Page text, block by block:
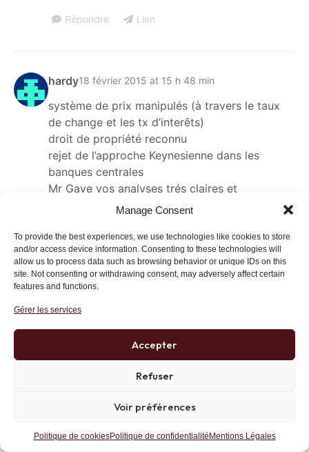
Manage Consent
To provide the best experiences, we use technologies like cookies to store
and/or access device information. Consenting to these technologies will
allow us to process data such as browsing behavior or unique IDs on this
site. Not consenting or withdrawing consent, may adversely affect certain
features and functions.
Gérer les services
Accepter
Refuser
Voir préférences
Politique de cookiesPolitique de confidentialité Mentions Légales
Répondre Lien
hardy18 février 2015 at 15 h 48 min
système de prix manipulés (à travers le taux
de change et les tx d’interêts)
droit de propriété reconnu
rejet de l’approche Keynesienne dans les
banques centrales
Mr Gave vos analyses trés claires et
didactiques deviennent plus en plus rueffienne
Irez vous jusqu’au « suicide de l’occident » et
un nouveau système monétaire international ??
Répondre Lien
idlibertes Moderator
18 février 2015 at 18 h 41 min
Je l’ai déjà entendu, peut être de
vous mais c’est un contresens.